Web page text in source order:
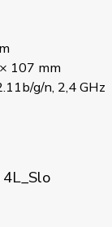
107 mm
g/n, 2,4 GHz